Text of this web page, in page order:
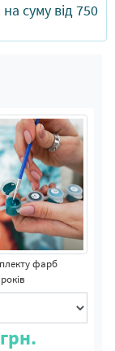
суму від 750
фарб
грн.